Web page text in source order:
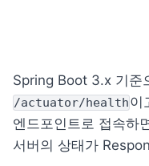
/actuator/health이
엔드포인트로 접속하
서버의 상태가